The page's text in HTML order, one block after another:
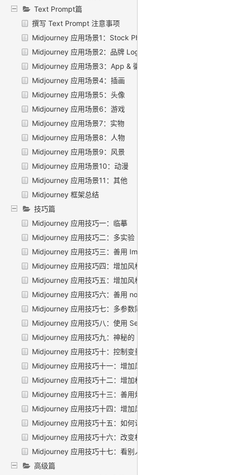
Text Prompt篇
撰写 Text Prompt 注意事项
Midjourney 应用场景1：Stock Photo
Midjourney 应用场景2：品牌 Logo
Midjourney 应用场景3：App & 徽章 Logo
Midjourney 应用场景4：插画
Midjourney 应用场景5：头像
Midjourney 应用场景6：游戏
Midjourney 应用场景7：实物
Midjourney 应用场景8：人物
Midjourney 应用场景9：风景
Midjourney 应用场景10：动漫
Midjourney 应用场景11：其他
Midjourney 框架总结
技巧篇
Midjourney 应用技巧一：临摹
Midjourney 应用技巧二：多实验
Midjourney 应用技巧三：善用 Image2Image 功能
Midjourney 应用技巧四：增加风格——艺术运动
Midjourney 应用技巧五：增加风格——艺术家
Midjourney 应用技巧六：善用 no 参数，去掉不想要的元素
Midjourney 应用技巧七：多参数同时使用
Midjourney 应用技巧八：使用 Seed 参数对图进行二次修改
Midjourney 应用技巧九：神秘的 blend 功能
Midjourney 应用技巧十：控制变量法渐进优化
Midjourney 应用技巧十一：增加风格——国家
Midjourney 应用技巧十二：增加权重
Midjourney 应用技巧十三：善用灯光
Midjourney 应用技巧十四：增加风格——年份
Midjourney 应用技巧十五：如何让生成的人更具有多样性？
Midjourney 应用技巧十六：改变相机与镜头
Midjourney 应用技巧十七：看别人的图如何知道它的 prompt
高级篇